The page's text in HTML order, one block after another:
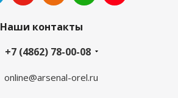
Наши контакты
+7 (4862) 78-00-08
online@arsenal-orel.ru